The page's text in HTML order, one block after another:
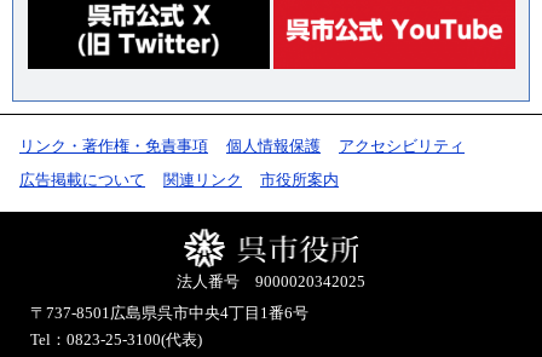
リンク・著作権・免責事項 個人情報保護
アクセシビリティ
広告掲載について
関連リンク 市役所案内
法人番号 9000020342025
〒737-8501広島県呉市中央4丁目1番6号
Tel：0823-25-3100(代表)